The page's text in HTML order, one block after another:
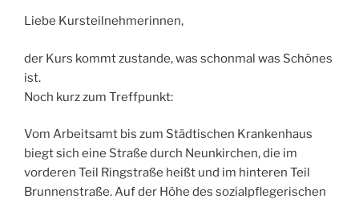
Liebe Kursteilnehmerinnen,
der Kurs kommt zustande, was schonmal was Schönes
ist.
Noch kurz zum Treffpunkt:
Vom Arbeitsamt bis zum Städtischen Krankenhaus
biegt sich eine Straße durch Neunkirchen, die im
vorderen Teil Ringstraße heißt und im hinteren Teil
Brunnenstraße. Auf der Höhe des sozialpflegerischen